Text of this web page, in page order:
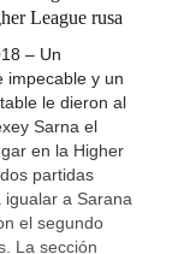
League rusa
– Un
impecable y un
le dieron al
Sarna el
en la Higher
partidas
a Sarana
el segundo
La sección